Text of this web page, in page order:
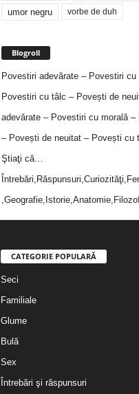
umor negru vorbe de duh
Blogroll
Povestiri adevărate – Povestiri cu
Povestiri cu tâlc – Povești de
adevărate – Povestiri cu morală
– Povești de neuitat – Povești cu
Ştiaţi că…
CATEGORIE POPULARĂ
Seci
Familiale
Glume
Bulă
Sex
Întrebări şi răspunsuri